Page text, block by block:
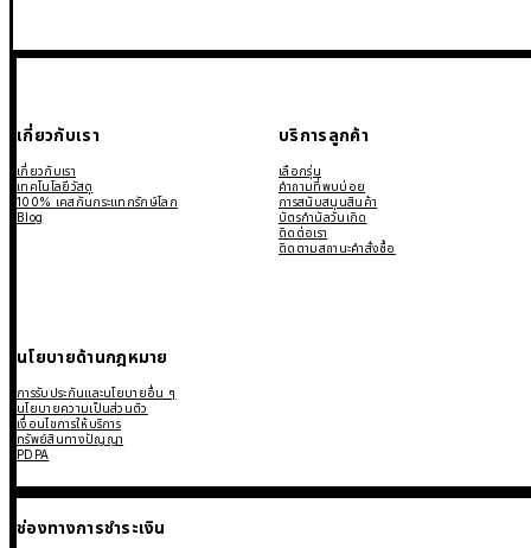
เกี่ยวกับเรา
เกี่ยวกับเรา
เทคโนโลยีวัสดุ
100% เคสกันกระแทกรักษ์โลก
Blog
บริการลูกค้า
เลือกรุ่น
คำถามที่พบบ่อย
การสนับสนุนสินค้า
บัตรกำนัลวันเกิด
ติดต่อเรา
ติดตามสถานะคำสั่งซื้อ
นโยบายด้านกฎหมาย
การรับประกันและนโยบายอื่น ๆ
นโยบายความเป็นส่วนตัว
เงื่อนไขการให้บริการ
ทรัพย์สินทางปัญญา
PDPA
ช่องทางการชำระเงิน